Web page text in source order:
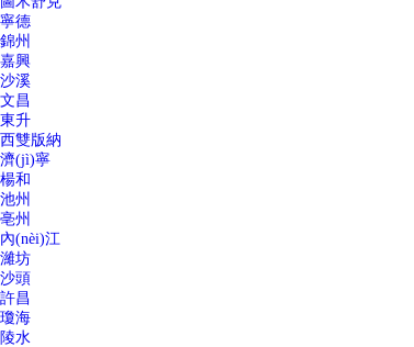
寧德
錦州
嘉興
沙溪
文昌
東升
西雙版納
濟(jì)寧
楊和
池州
亳州
內(nèi)江
濰坊
沙頭
許昌
瓊海
陵水